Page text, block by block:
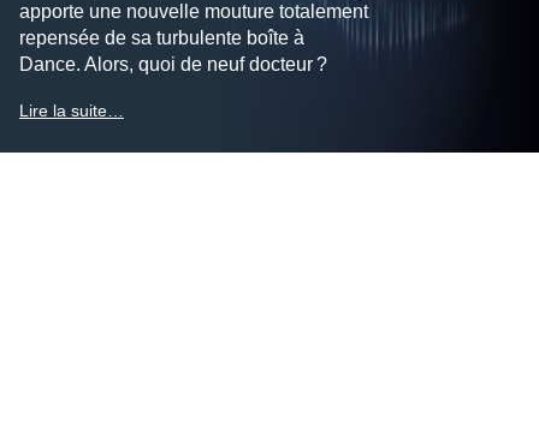
apporte une nouvelle mouture totalement
repensée de sa turbulente boîte à
Dance. Alors, quoi de neuf docteur ?
Lire la suite…